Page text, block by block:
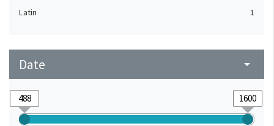
Latin
1
Date arrow_drop_down